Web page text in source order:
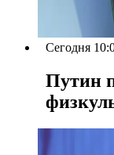
Сегодня
Путин